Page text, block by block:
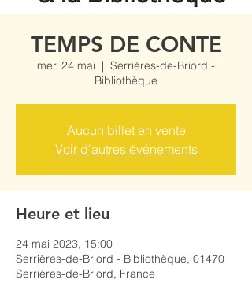
TEMPS DE CONTE
mer. 24 mai
  |
Serrières-de-Briord -
Bibliothèque
Aucun billet en vente
Voir d'autres événements
Heure et lieu
24 mai 2023, 15:00
Serrières-de-Briord - Bibliothèque, 01470
Serrières-de-Briord, France